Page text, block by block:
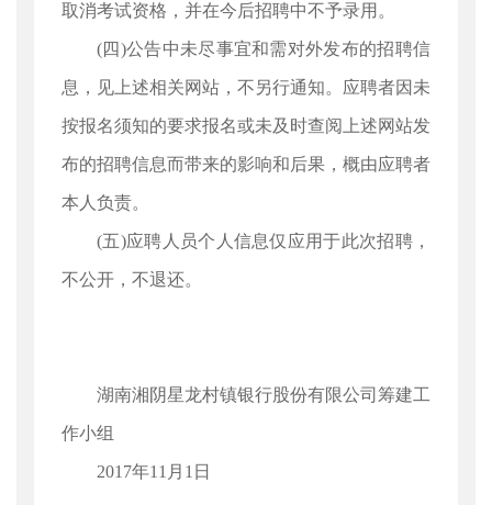
取消考试资格，并在今后招聘中不予录用。
(四)公告中未尽事宜和需对外发布的招聘信
息，见上述相关网站，不另行通知。应聘者因未
按报名须知的要求报名或未及时查阅上述网站发
布的招聘信息而带来的影响和后果，概由应聘者
本人负责。
(五)应聘人员个人信息仅应用于此次招聘，
不公开，不退还。
湖南湘阴星龙村镇银行股份有限公司筹建工
作小组
2017年11月1日